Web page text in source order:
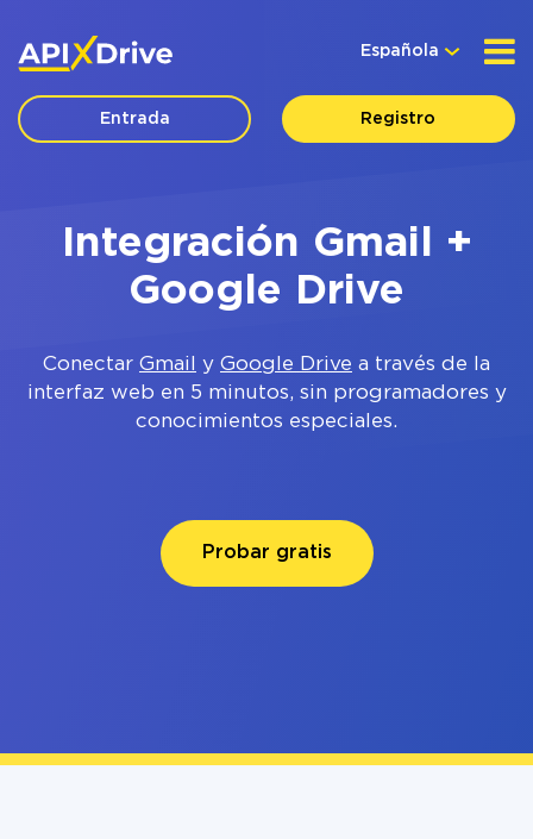
Española
Entrada Registro
Integración Gmail +
Google Drive
Conectar Gmail y Google Drive a través de la
interfaz web en 5 minutos, sin programadores y
conocimientos especiales.
Probar gratis